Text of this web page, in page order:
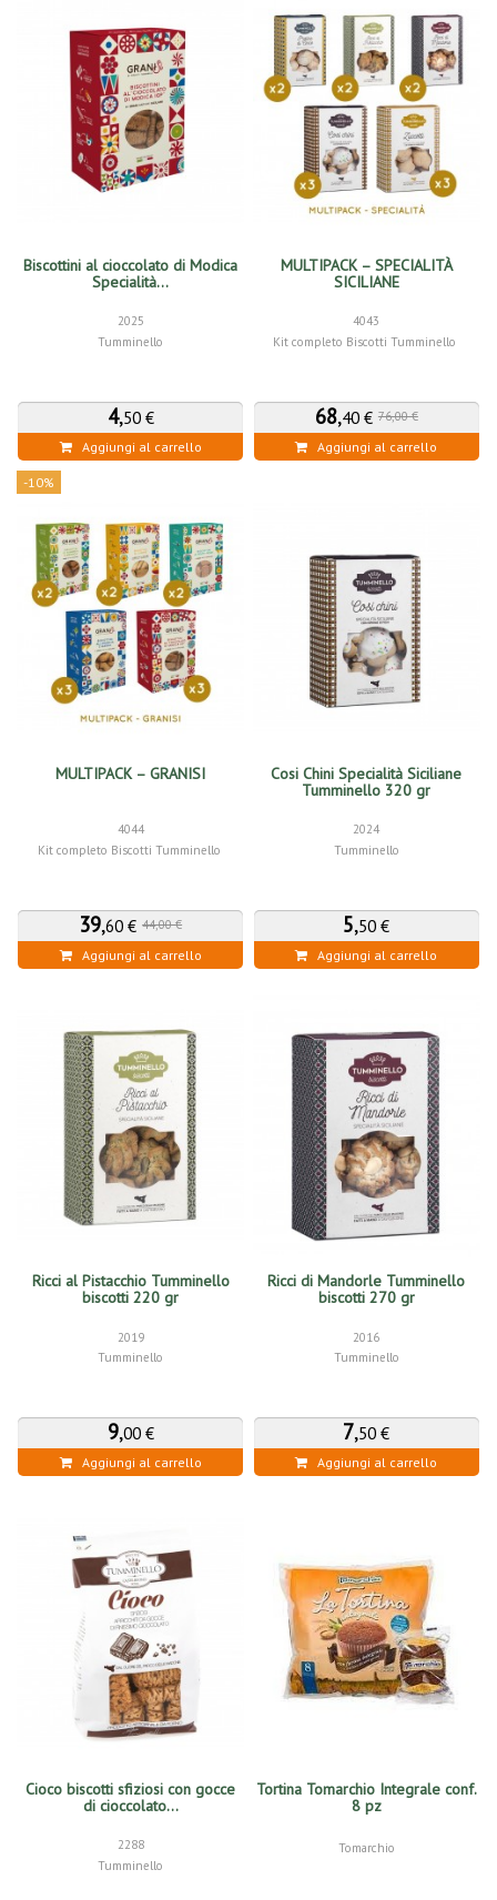
Biscottini al cioccolato di Modica
Specialità...
2025
Tumminello
4,50 €
Aggiungi al carrello
MULTIPACK – SPECIALITÀ
SICILIANE
4043
Kit completo Biscotti Tumminello
68,40 € 76,00 €
Aggiungi al carrello
-10%
MULTIPACK – GRANISI
4044
Kit completo Biscotti Tumminello
39,60 € 44,00 €
Aggiungi al carrello
Cosi Chini Specialità Siciliane
Tumminello 320 gr
2024
Tumminello
5,50 €
Aggiungi al carrello
Ricci al Pistacchio Tumminello
biscotti 220 gr
2019
Tumminello
9,00 €
Aggiungi al carrello
Ricci di Mandorle Tumminello
biscotti 270 gr
2016
Tumminello
7,50 €
Aggiungi al carrello
Cioco biscotti sfiziosi con gocce
di cioccolato...
2288
Tumminello
Tortina Tomarchio Integrale conf.
8 pz
Tomarchio